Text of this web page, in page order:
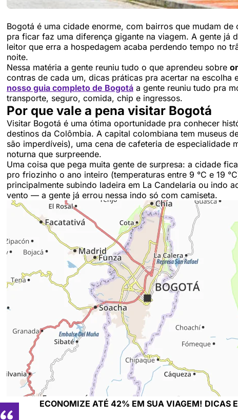
Bogotá é uma cidade enorme, com bairros que mudam
pra ficar faz uma diferença gigante na viagem. A gente já
leitor que erra a hospedagem acaba perdendo tempo no
noite.
Nessa matéria a gente reuniu tudo o que aprendeu sobre
contras de cada um, dicas práticas pra acertar na escolha
nosso guia completo de Bogotá a gente reuniu tudo pra
transporte, seguro, comida, chip e ingressos.
Por que vale a pena visitar Bogotá
Visitar Bogotá é uma ótima oportunidade pra conhecer
destinos da Colômbia. A capital colombiana tem museus
são imperdíveis), uma cena de cafeteria de especialidade
noturna que surpreende.
Uma coisa que pega muita gente de surpresa: a cidade
pro friozinho o ano inteiro (temperaturas entre 9 °C e 19
principalmente subindo ladeira em La Candelaria ou indo
vento — a gente já errou nessa indo só com camiseta.
ECONOMIZE ATÉ 42% EM SUA VIAGEM! DICAS